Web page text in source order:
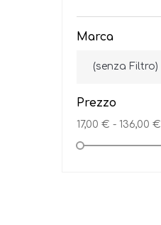
Marca
(senza Filtro)
Prezzo
17,00 € - 136,00 €